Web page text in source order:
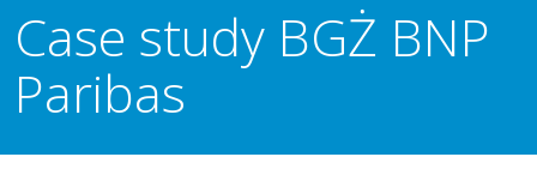
Case study BGŻ BNP
Paribas